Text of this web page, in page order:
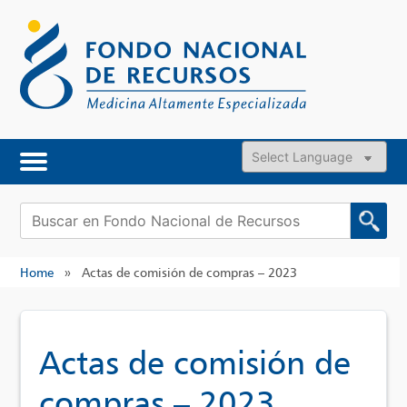
content
Powered by
Buscar:
Home » Actas de comisión de compras – 2023
Actas de comisión de